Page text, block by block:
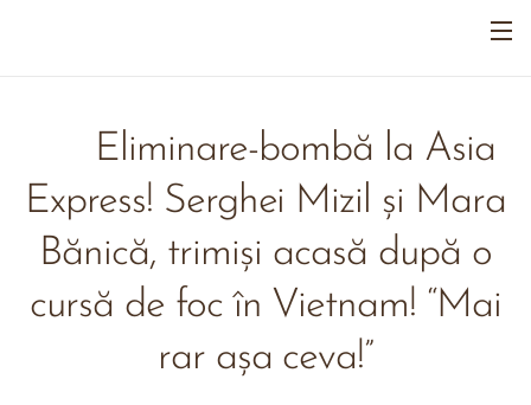
😱 Eliminare-bombă la Asia
Express! Serghei Mizil și Mara
Bănică, trimiși acasă după o
cursă de foc în Vietnam! “Mai
rar așa ceva!”